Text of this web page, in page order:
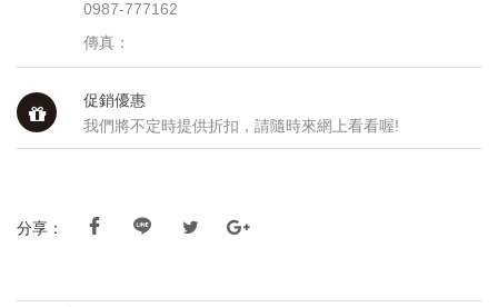
0987-777162
傳真：
促銷優惠
我們將不定時提供折扣，請隨時來網上看看喔!
分享：